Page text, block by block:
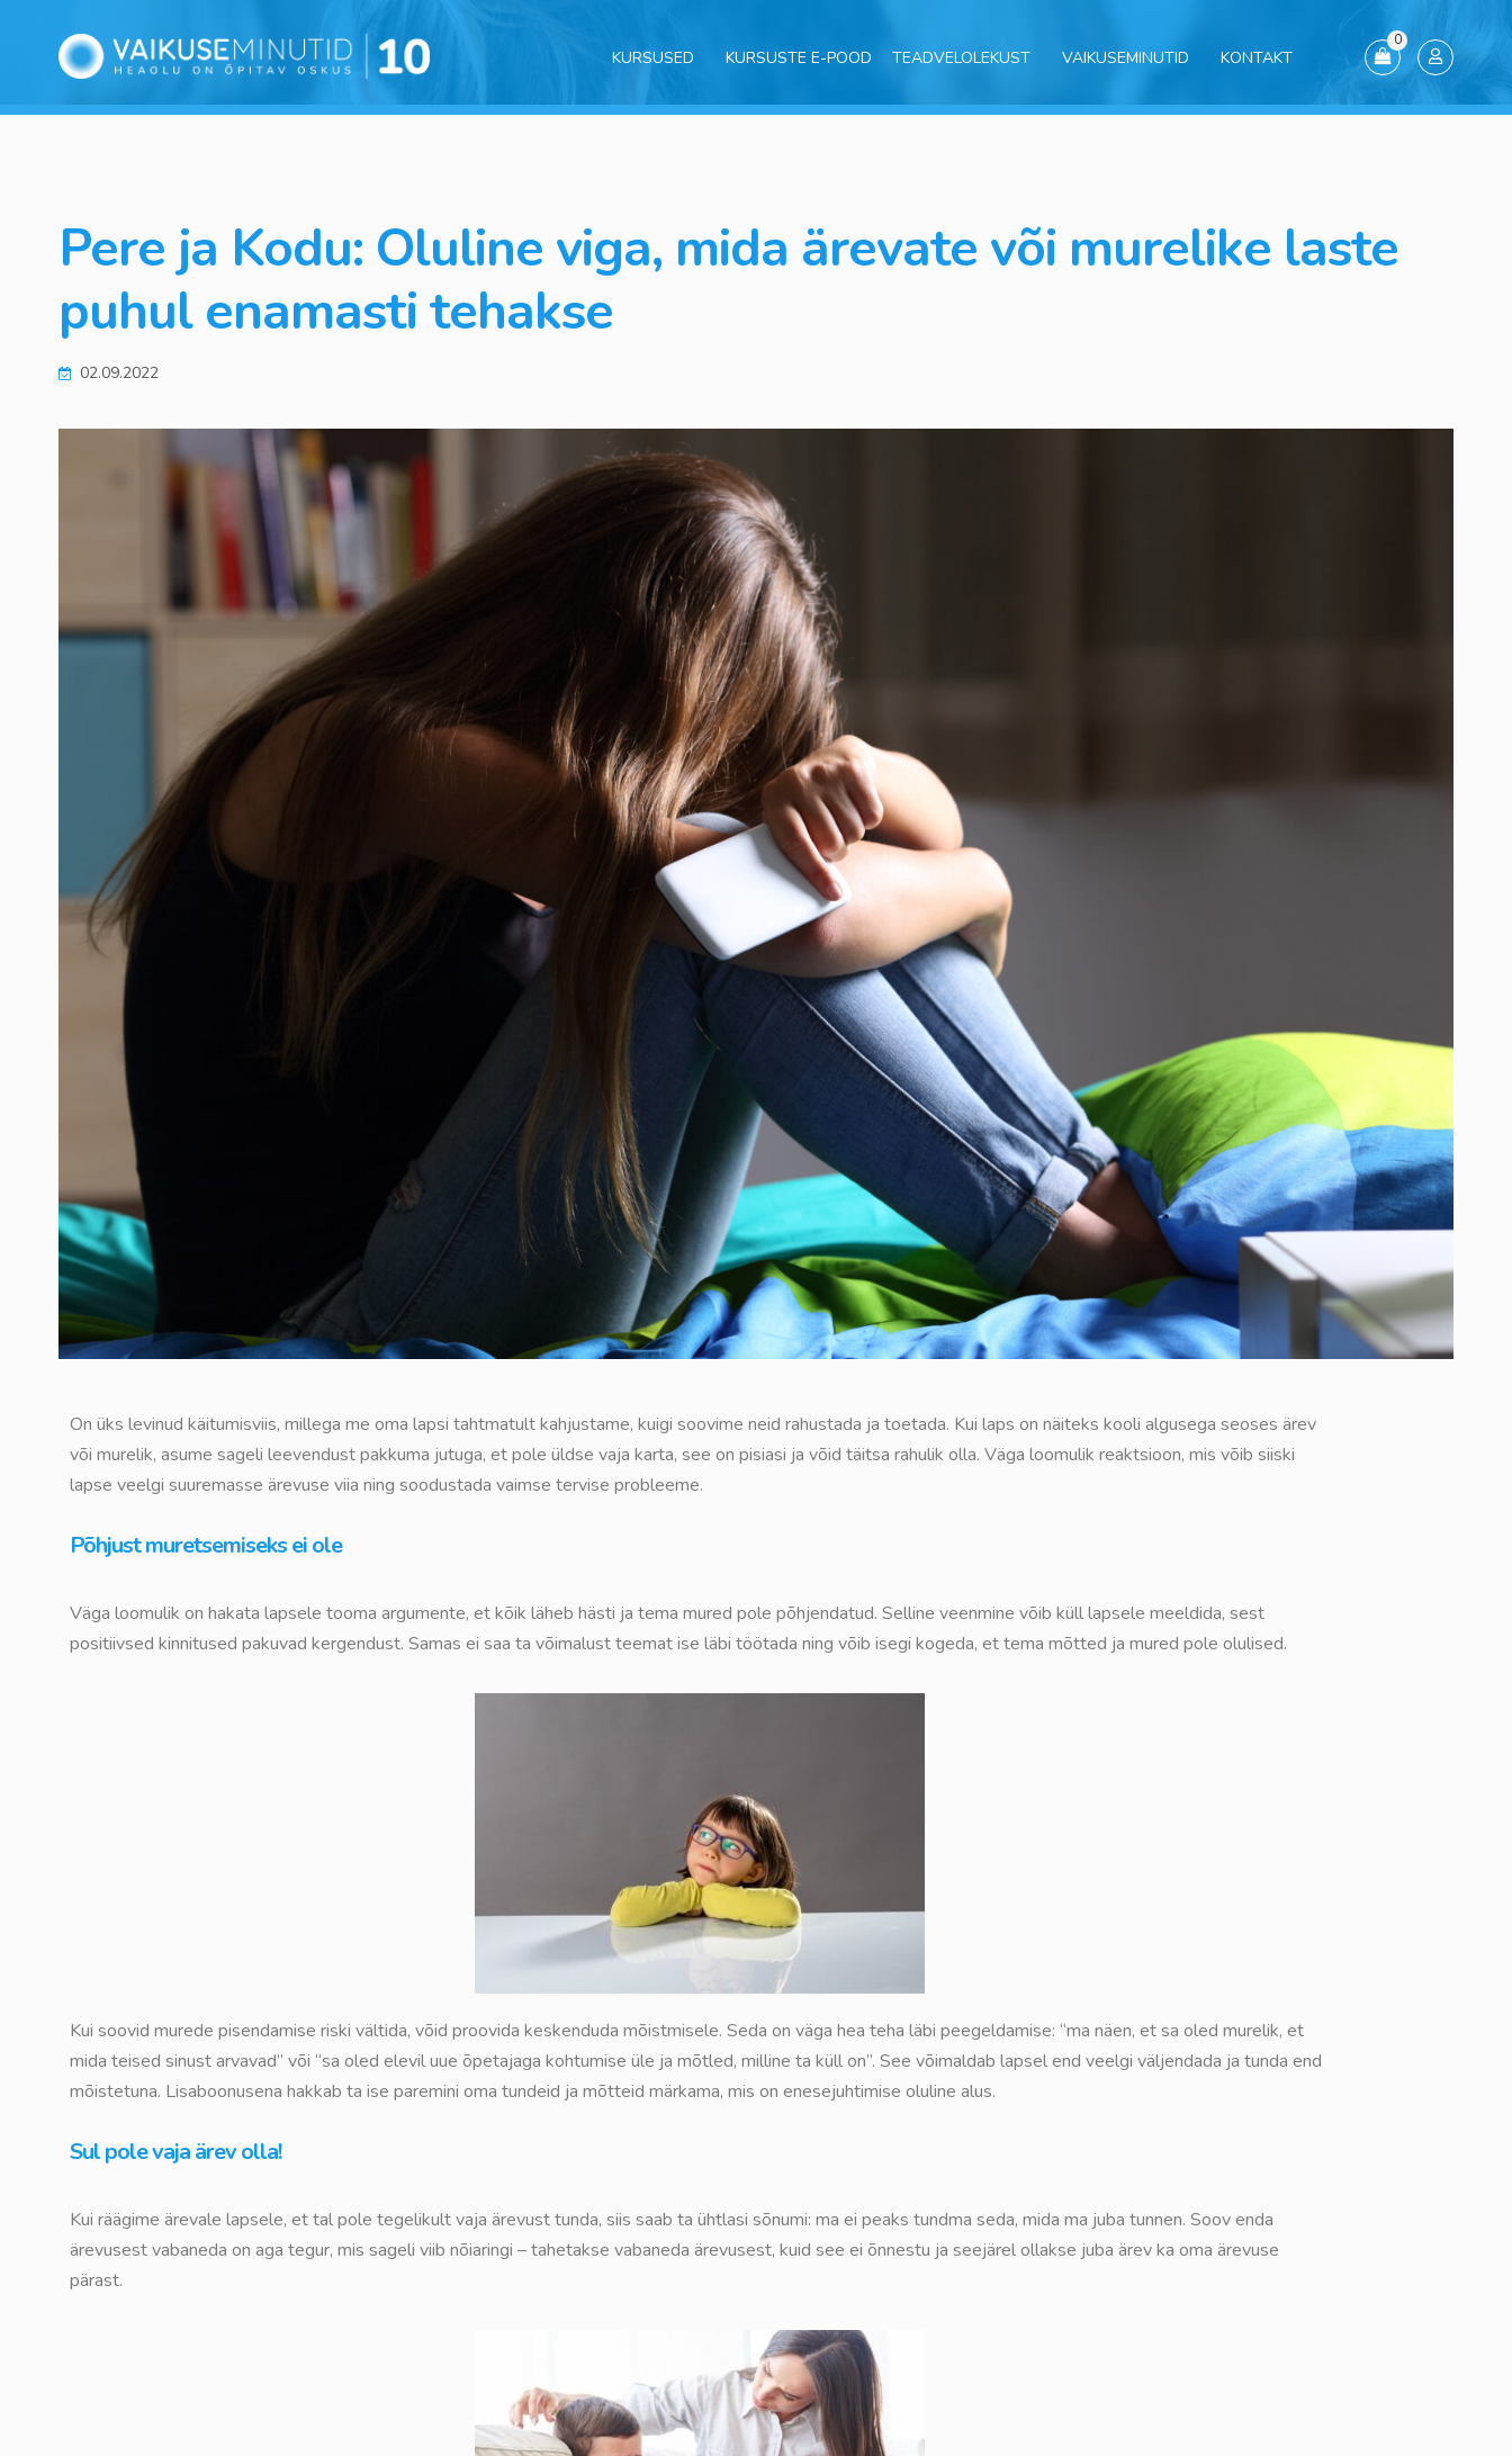
KURSUSED KURSUSTE E-POOD TEADVELOLEKUST VAIKUSEMINUTID KONTAKT
0
Pere ja Kodu: Oluline viga, mida ärevate või murelike laste
puhul enamasti tehakse
02.09.2022
On üks levinud käitumisviis, millega me oma lapsi tahtmatult kahjustame, kuigi soovime neid rahustada ja toetada. Kui laps on näiteks kooli algusega seoses ärev
või murelik, asume sageli leevendust pakkuma jutuga, et pole üldse vaja karta, see on pisiasi ja võid täitsa rahulik olla. Väga loomulik reaktsioon, mis võib siiski
lapse veelgi suuremasse ärevuse viia ning soodustada vaimse tervise probleeme.
Põhjust muretsemiseks ei ole
Väga loomulik on hakata lapsele tooma argumente, et kõik läheb hästi ja tema mured pole põhjendatud. Selline veenmine võib küll lapsele meeldida, sest
positiivsed kinnitused pakuvad kergendust. Samas ei saa ta võimalust teemat ise läbi töötada ning võib isegi kogeda, et tema mõtted ja mured pole olulised.
Kui soovid murede pisendamise riski vältida, võid proovida keskenduda mõistmisele. Seda on väga hea teha läbi peegeldamise: “ma näen, et sa oled murelik, et
mida teised sinust arvavad” või “sa oled elevil uue õpetajaga kohtumise üle ja mõtled, milline ta küll on”. See võimaldab lapsel end veelgi väljendada ja tunda end
mõistetuna. Lisaboonusena hakkab ta ise paremini oma tundeid ja mõtteid märkama, mis on enesejuhtimise oluline alus.
Sul pole vaja ärev olla!
Kui räägime ärevale lapsele, et tal pole tegelikult vaja ärevust tunda, siis saab ta ühtlasi sõnumi: ma ei peaks tundma seda, mida ma juba tunnen. Soov enda
ärevusest vabaneda on aga tegur, mis sageli viib nõiaringi – tahetakse vabaneda ärevusest, kuid see ei õnnestu ja seejärel ollakse juba ärev ka oma ärevuse
pärast.